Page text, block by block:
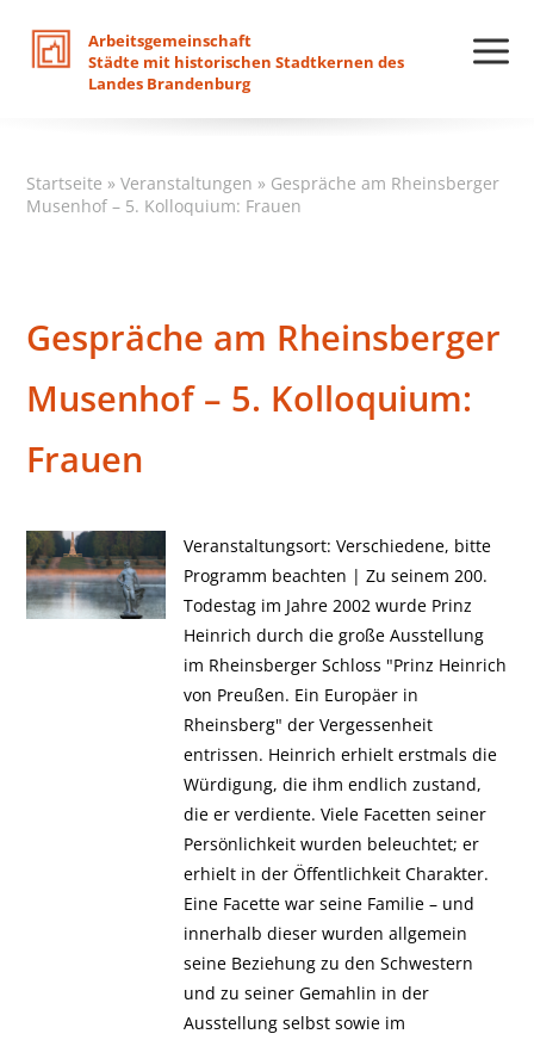
Arbeitsgemeinschaft
Städte mit historischen Stadtkernen des
Landes Brandenburg
Startseite »Veranstaltungen » Gespräche am Rheinsberger
Musenhof – 5. Kolloquium: Frauen
Gespräche am Rheinsberger
Musenhof – 5. Kolloquium:
Frauen
Veranstaltungsort: Verschiedene, bitte
Programm beachten | Zu seinem 200.
Todestag im Jahre 2002 wurde Prinz
Heinrich durch die große Ausstellung
im Rheinsberger Schloss "Prinz Heinrich
von Preußen. Ein Europäer in
Rheinsberg" der Vergessenheit
entrissen. Heinrich erhielt erstmals die
Würdigung, die ihm endlich zustand,
die er verdiente. Viele Facetten seiner
Persönlichkeit wurden beleuchtet; er
erhielt in der Öffentlichkeit Charakter.
Eine Facette war seine Familie – und
innerhalb dieser wurden allgemein
seine Beziehung zu den Schwestern
und zu seiner Gemahlin in der
Ausstellung selbst sowie im